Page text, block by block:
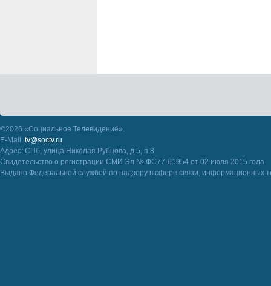
©2026 «Социальное Телевидение».
E-Mail: tv@soctv.ru
Адрес: СПб, улица Николая Рубцова, д.5, п.8
Свидетельство о регистрации СМИ Эл № ФС77-61954 от 02 июля 2015 года
Выдано Федеральной службой по надзору в сфере связи, информационных